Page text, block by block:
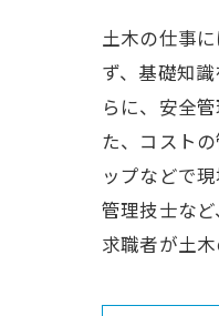
土木の仕事
ず、基礎知
らに、安全
た、コスト
ップなどで
管理技士な
求職者が土